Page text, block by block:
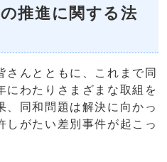
推進に関する法
んとともに、これまで同
にわたりさまざまな取組を
、同和問題は解決に向かっ
しがたい差別事件が起こっ